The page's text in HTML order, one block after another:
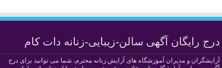
درج رایگان آگهی سالن-زیبایی-زنانه دات کام
آرایشگران و مدیران آموزشگاه های آرایش زنانه محترم، شما می توانید برای درج